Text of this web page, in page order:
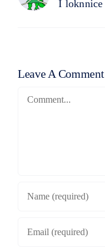
I loknnice
Leave A Comment
Comment